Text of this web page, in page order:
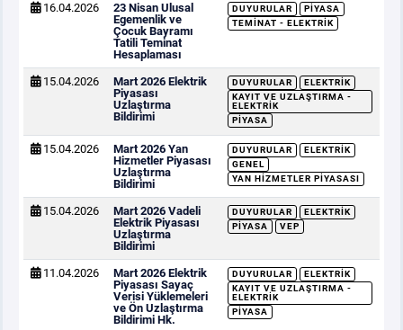
16.04.2026
23 Nisan Ulusal
Egemenlik ve
Çocuk Bayramı
Tatili Teminat
Hesaplaması
DUYURULAR
PIYASA
TEMINAT - ELEKTRIK
15.04.2026
Mart 2026 Elektrik
Piyasası
Uzlaştırma
Bildirimi
DUYURULAR
ELEKTRIK
KAYIT VE UZLAŞTIRMA -
ELEKTRIK
PIYASA
15.04.2026
Mart 2026 Yan
Hizmetler Piyasası
Uzlaştırma
Bildirimi
DUYURULAR
ELEKTRIK
GENEL
YAN HIZMETLER PIYASASI
15.04.2026
Mart 2026 Vadeli
Elektrik Piyasası
Uzlaştırma
Bildirimi
DUYURULAR
ELEKTRIK
PIYASA
VEP
11.04.2026
Mart 2026 Elektrik
Piyasası Sayaç
Verisi Yüklemeleri
ve Ön Uzlaştırma
Bildirimi Hk.
DUYURULAR
ELEKTRIK
KAYIT VE UZLAŞTIRMA -
ELEKTRIK
PIYASA